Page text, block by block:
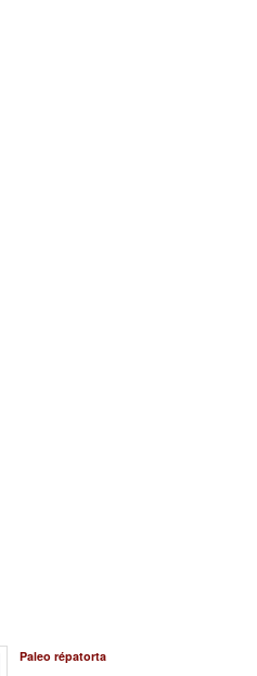
Paleo répatorta